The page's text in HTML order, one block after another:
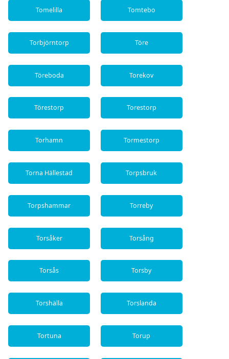
Tomelilla Tomtebo
Torbjörntorp Töre
Töreboda Torekov
Törestorp Torestorp
Torhamn Tormestorp
Torna Hällestad Torpsbruk
Torpshammar Torreby
Torsåker Torsång
Torsås Torsby
Torshälla Torslanda
Tortuna Torup